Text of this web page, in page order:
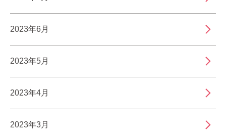
2023年6月
2023年5月
2023年4月
2023年3月